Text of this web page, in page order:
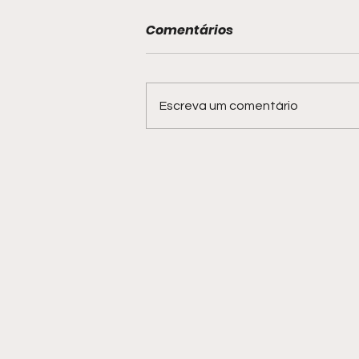
Comentários
Escreva um comentário